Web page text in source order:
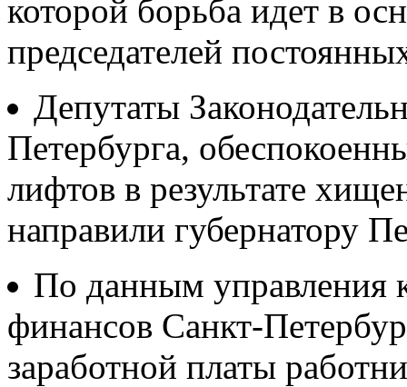
которой борьба идет в
председателей
Депутаты
Петербурга,
лифтов в результате
направили губернатору
По данным управления
финансов Санкт-
заработной платы